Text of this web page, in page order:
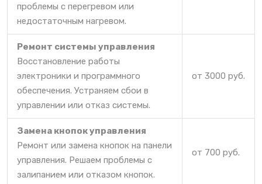
проблемы с перегревом или
недостаточным нагревом.
Ремонт системы управления
Восстановление работы
электроники и программного
обеспечения. Устраняем сбои в
управлении или отказ системы.
от 3000 руб.
Замена кнопок управления
Ремонт или замена кнопок на панели
управления. Решаем проблемы с
залипанием или отказом кнопок.
от 700 руб.